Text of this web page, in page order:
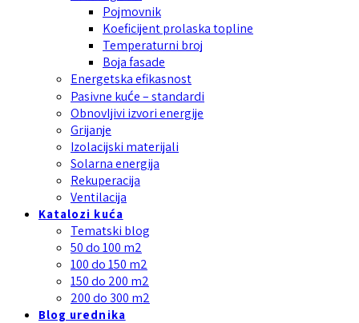
Pojmovnik
Koeficijent prolaska topline
Temperaturni broj
Boja fasade
Energetska efikasnost
Pasivne kuće – standardi
Obnovljivi izvori energije
Grijanje
Izolacijski materijali
Solarna energija
Rekuperacija
Ventilacija
Katalozi kuća
Tematski blog
50 do 100 m2
100 do 150 m2
150 do 200 m2
200 do 300 m2
Blog urednika